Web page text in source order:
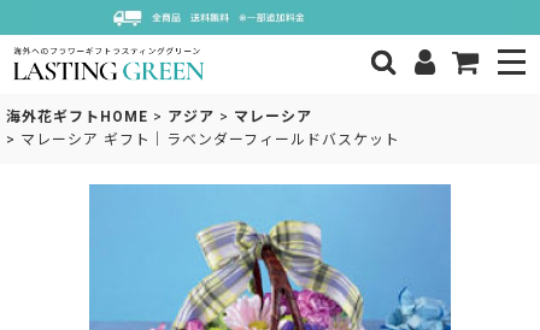
海外花ギフトHOME > アジア > マレーシア
> マレーシア ギフト｜ラベンダーフィールドバスケット